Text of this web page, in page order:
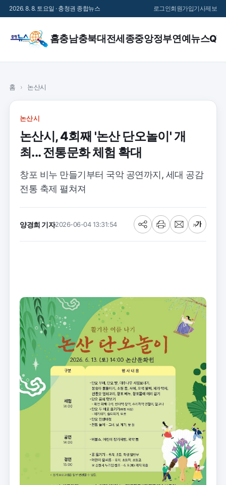
2026. 8. 8. 토요일 · 충청권 종합뉴스 로그인회원가입기사제보
홈충남충북대전세종중앙정부연예 뉴스
홈 › 논산시
논산시
논산시, 4회째 '논산 단오놀이' 개
최... 전통문화 체험 확대
창포 비누 만들기부터 국악 공연까지, 세대 공감
전통 축제 펼쳐져
양경희 기자2026-06-04 13:31:54
공
유
프
린
메
일
글
씨